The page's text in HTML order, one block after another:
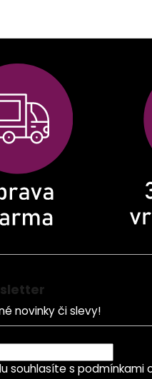
novinky či slevy!
souhlasíte s podmínkami